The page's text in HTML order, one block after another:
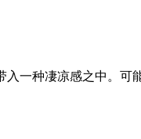
一种凄凉感之中。